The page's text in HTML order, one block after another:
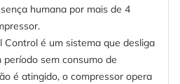
humana por mais de 4
Control é um sistema que desliga
sem consumo de
é atingido, o compressor opera